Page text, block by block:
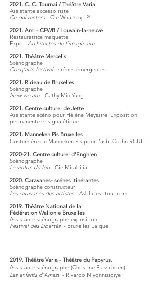
2021. C. C. Tournai / Théâtre Varia
Assistante accessoiriste
Ce qui restera - Cie What’s up ?!
2021. Aml - CFWB / Louvain-la-neuve
Restauratrice maquette
Expo - Architectes de l’imaginaire
2021. Théâtre Mercelis
Scénographe
Cocq’arts fectival- scènes émergentes
2021. Rideau de Bruxelles
Scénographe
Now we are- Cathy Min Yung
2021. Centre culturel de Jette
Assistante scéno pour Hélène Meyssirel Exposition
permanente et signalétique
2021. Manneken Pis Bruxelles
Costumière du Manneken Pis pour l’asbl Crohn RCUH
2020-21. Centre culturel d’Enghien
Scénographe
Le violon du fou- Cie Mirabilia
2020. Caravanes- scénes itinérantes
Scénographe constructeur
Les caravanes des artistes - Asbl c’est tout com
2019. Théâtre National de la
Fédération Wallonie Bruxelles
Assistante scénographe exposition
Festival des Libertés - Bruxelles Laique
2019. Théâtre Varia - Théâtre du Papyrus.
Assistante scénographe (Christine Flasschoen)
Les enfants d’Amazi - Rivardo Niyonnizigiye